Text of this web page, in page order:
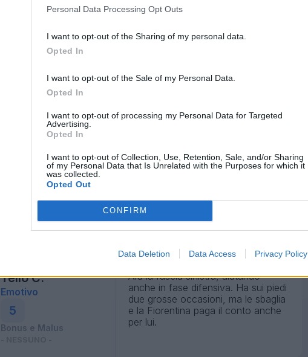
Personal Data Processing Opt Outs
I want to opt-out of the Sharing of my personal data.
Opted In
I want to opt-out of the Sale of my Personal Data.
Opted In
I want to opt-out of processing my Personal Data for Targeted
Advertising.
Opted In
I want to opt-out of Collection, Use, Retention, Sale, and/or Sharing
of my Personal Data that Is Unrelated with the Purposes for which it
was collected.
Opted Out
CONFIRM
Data Deletion Data Access Privacy Policy
Firenze può essere la rinascita per
ha vissuto molti più bassi che alti.
Bonus e Malus
- NESSUNO -
Detta i tempi della squadra, con
Torino. In fase contenitiva è
insuperabile e mette in imbarazzo i
Borja Valero
di troppo. E' però decisive in
entrambe le marcature della
Fiorentina.
Tello C.
Emotivo
5
Bonus e Malus
Ara la fascia sinistra, aiutando
anche in fase difensiva. Ha sui piedi
due grosse occasioni, ma le sbaglia
e la Fiorentina paga il conto anche
per lui.